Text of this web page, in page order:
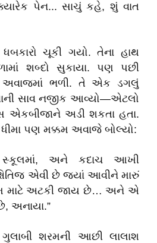
પેન... સાચું કહે, શું વાત
ચૂકી ગયો. તેના હાથ
શબ્દો સુકાયા. પણ પછી
અવાજમાં ભળી. તે એક ડગલું
સાવ નજીક આવ્યો—એટલો
એકબીજાને અડી શકતા હતા.
પણ મક્કમ અવાજે બોલ્યો:
અને કદાચ આખી
એવી છે જ્યાં આવીને મારું
માટે અટકી જાય છે… અને એ
અનાયા.”
શરમની આછી લાલાશ